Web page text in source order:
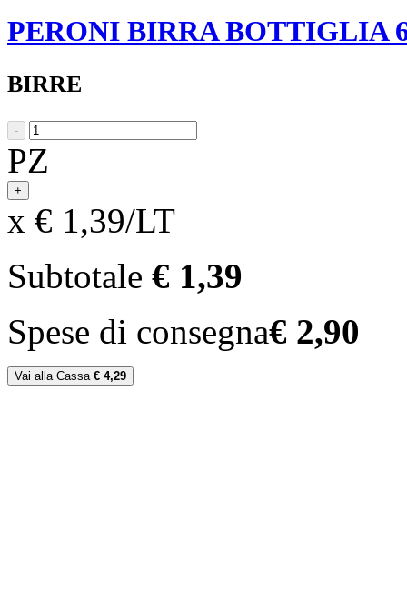
PERONI BIRRA BOTTIGLIA
BIRRE
-
PZ
+
x € 1,39/LT
Subtotale € 1,39
Spese di consegna€ 2,90
Vai alla Cassa € 4,29